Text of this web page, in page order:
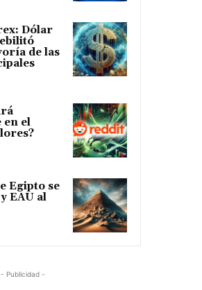
Dólar
de las
en el
Egipto se
EAU al
- Publicidad -